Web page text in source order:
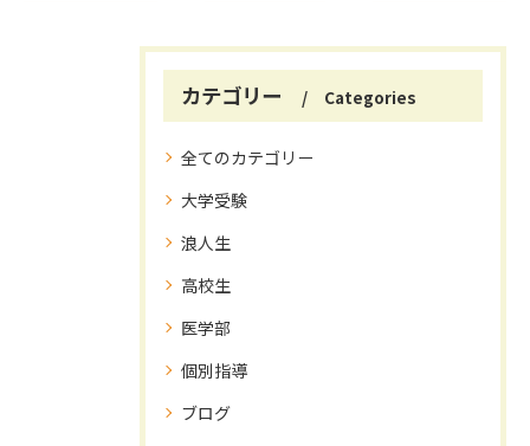
カテゴリー Categories
全てのカテゴリー
大学受験
浪人生
高校生
医学部
個別指導
ブログ